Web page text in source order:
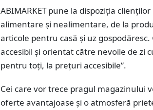
ABIMARKET pune la dispoziția
alimentare și nealimentare, de la
articole pentru casă și uz
accesibil și orientat către nevoile de zi
pentru toți, la prețuri accesibile”.
Cei care vor trece pragul magazinului
oferte avantajoase și o atmosferă